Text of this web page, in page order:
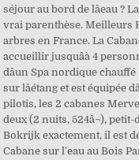
séjour au bord de lâeau
vrai parenthèse. Meilleurs
arbres en France. La
accueillir jusquâà 4
dâun Spa nordique
sur lâétang et est équipée
pilotis, les 2 cabanes
deux (2 nuits, 524â¬),
Bokrijk exactement, il est
Cabane sur l'eau au Bois